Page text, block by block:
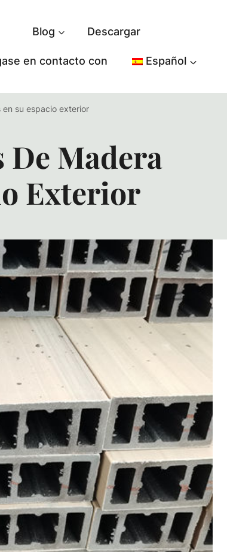
Blog Descargar
en contacto con Español
su espacio exterior
De Madera
Exterior